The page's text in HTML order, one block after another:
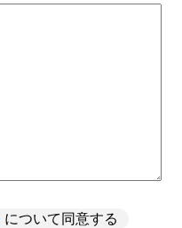
について同意する